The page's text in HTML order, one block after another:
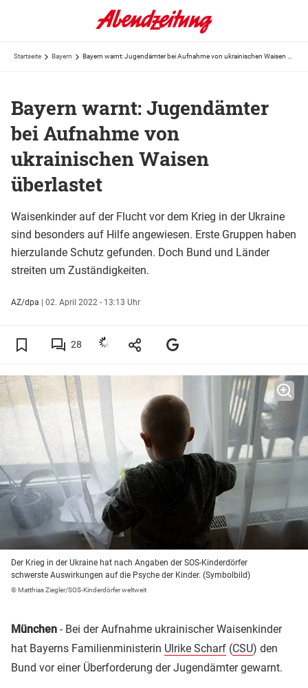
Startseite Bayern
Bayern warnt: Jugendämter
bei Aufnahme von
ukrainischen Waisen
überlastet
Waisenkinder auf der Flucht vor dem Krieg in der Ukraine
sind besonders auf Hilfe angewiesen. Erste Gruppen haben
hierzulande Schutz gefunden. Doch Bund und Länder
streiten um Zuständigkeiten.
AZ/dpa | 02. April 2022 - 13:13 Uhr
28
Der Krieg in der Ukraine hat nach Angaben der SOS-Kinderdörfer
schwerste Auswirkungen auf die Psyche der Kinder. (Symbolbild)
© Matthias Ziegler/SOS-Kinderdörfer weltweit
München - Bei der Aufnahme ukrainischer Waisenkinder
hat Bayerns Familienministerin Ulrike Scharf (CSU) den
Bund vor einer Überforderung der Jugendämter gewarnt.